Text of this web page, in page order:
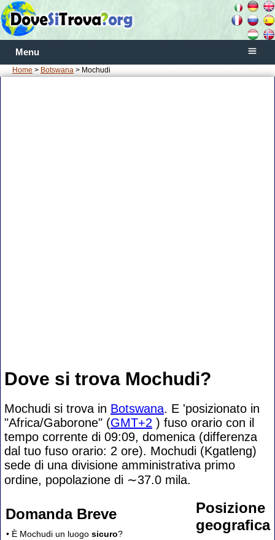
Menu
Home > Botswana > Mochudi
Dove si trova Mochudi?
Mochudi si trova in Botswana. E 'posizionato in
"Africa/Gaborone" (GMT+2 ) fuso orario con il
tempo corrente di 09:09, domenica (differenza
dal tuo fuso orario: 2 ore). Mochudi (Kgatleng)
sede di una divisione amministrativa primo
ordine, popolazione di ∼37.0 mila.
Domanda Breve
• È Mochudi un luogo sicuro?
Posizione
geografica